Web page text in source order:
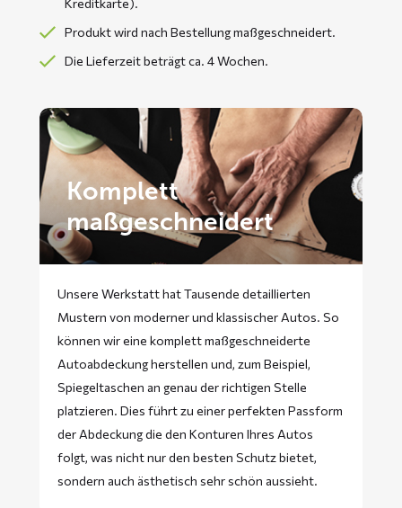
Kreditkarte).
Produkt wird nach Bestellung maßgeschneidert.
Die Lieferzeit beträgt ca. 4 Wochen.
Komplett
maßgeschneidert
Unsere Werkstatt hat Tausende detaillierten
Mustern von moderner und klassischer Autos. So
können wir eine komplett maßgeschneiderte
Autoabdeckung herstellen und, zum Beispiel,
Spiegeltaschen an genau der richtigen Stelle
platzieren. Dies führt zu einer perfekten Passform
der Abdeckung die den Konturen Ihres Autos
folgt, was nicht nur den besten Schutz bietet,
sondern auch ästhetisch sehr schön aussieht.